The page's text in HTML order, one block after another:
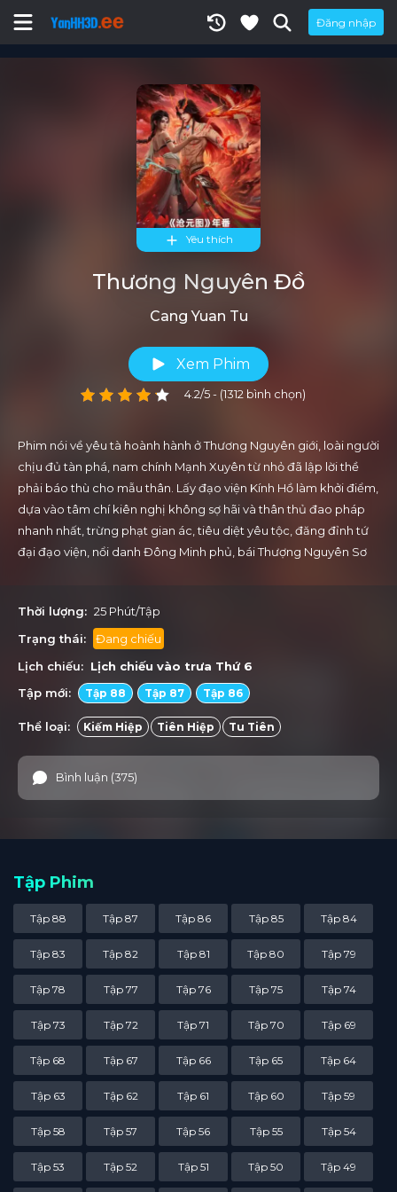
Đăng nhập
Yêu thích
Thương Nguyên Đồ
Cang Yuan Tu
Xem Phim
4.2/5 - (1312 bình chọn)
Phim nói về yêu tà hoành hành ở Thương Nguyên giới, loài người
chịu đủ tàn phá, nam chính Mạnh Xuyên từ nhỏ đã lập lời thề
phải báo thù cho mẫu thân. Lấy đạo viện Kính Hồ làm khởi điểm,
dựa vào tâm chí kiên nghị không sợ hãi và thân thủ đao pháp
nhanh nhất, trừng phạt gian ác, tiêu diệt yêu tộc, đăng đỉnh tứ
đại đạo viện, nổi danh Đông Minh phủ, bái Thượng Nguyên Sơ
Thời lượng: 25 Phút/Tập
Trạng thái:
Đang chiếu
Lịch chiếu: Lịch chiếu vào trưa Thứ 6
Tập mới:
Tập 88 Tập 87 Tập 86
Thể loại: Kiếm Hiệp Tiên Hiệp Tu Tiên
Bình luận (375)
Tập Phim
Tập 88 Tập 87 Tập 86 Tập 85 Tập 84
Tập 83 Tập 82 Tập 81 Tập 80 Tập 79
Tập 78 Tập 77 Tập 76 Tập 75 Tập 74
Tập 73 Tập 72 Tập 71 Tập 70 Tập 69
Tập 68 Tập 67 Tập 66 Tập 65 Tập 64
Tập 63 Tập 62 Tập 61 Tập 60 Tập 59
Tập 58 Tập 57 Tập 56 Tập 55 Tập 54
Tập 53 Tập 52 Tập 51 Tập 50 Tập 49